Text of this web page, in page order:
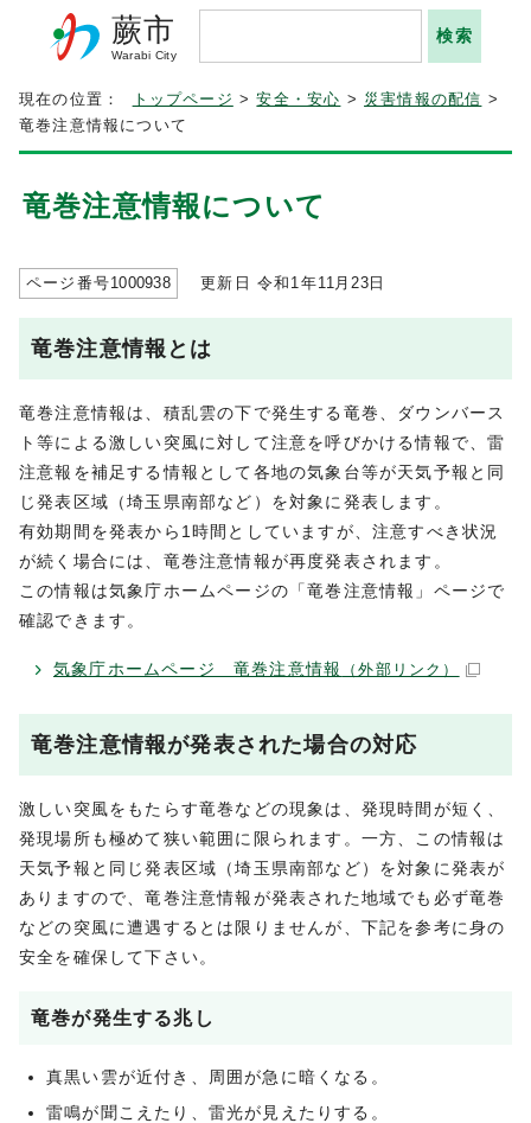
蕨市
Warabi City
現在の位置： トップページ >安全・安心 > 災害情報の配信 >
竜巻注意情報について
竜巻注意情報について
ページ番号1000938 更新日 令和1年11月23 日
竜巻注意情報とは
竜巻注意情報は、積乱雲の下で発生する竜巻、ダウンバース
ト等による激しい突風に対して注意を呼びかける情報で、雷
注意報を補足する情報として各地の気象台等が天気予報と同
じ発表区域（埼玉県南部など）を対象に発表します。
有効期間を発表から1時間としていますが、注意すべき状況
が続く場合には、竜巻注意情報が再度発表されます。
この情報は気象庁ホームページの「竜巻注意情報」ページで
確認できます。
気象庁ホームページ 竜巻注意情報 （外部リンク）
竜巻注意情報が発表された場合の対応
激しい突風をもたらす竜巻などの現象は、発現時間が短く、
発現場所も極めて狭い範囲に限られます。一方、この情報は
天気予報と同じ発表区域（埼玉県南部など）を対象に発表が
ありますので、竜巻注意情報が発表された地域でも必ず竜巻
などの突風に遭遇するとは限りませんが、下記を参考に身の
安全を確保して下さい。
竜巻が発生する兆し
真黒い雲が近付き、周囲が急に暗くなる。
雷鳴が聞こえたり、雷光が見えたりする。